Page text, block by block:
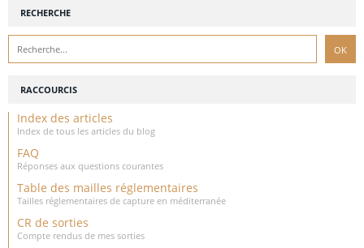
RECHERCHE
RACCOURCIS
Index des articles
Index de tous les articles du blog
FAQ
Réponses aux questions courantes
Table des mailles réglementaires
Tailles réglementaires de capture en méditerranée
CR de sorties
Compte rendus de mes sorties